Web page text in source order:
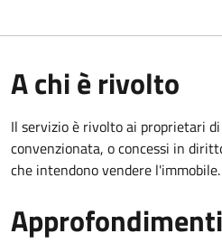
A chi è rivolto
Il servizio è rivolto ai proprietari
convenzionata, o concessi in
che intendono vendere l'immobile.
Approfondimenti